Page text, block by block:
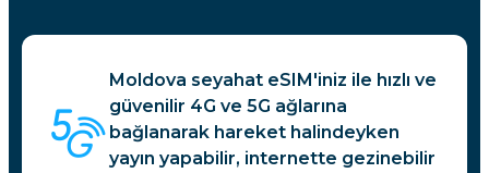
Moldova seyahat eSIM'iniz ile hızlı ve
güvenilir 4G ve 5G ağlarına
bağlanarak hareket halindeyken
yayın yapabilir, internette gezinebilir